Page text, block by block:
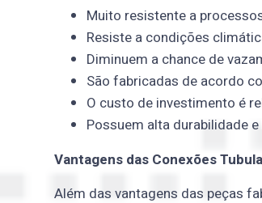
Muito resistente a
Resiste a condições
Diminuem a chance de
São fabricadas de acordo
O custo de investimento é
Possuem alta durabilidade
Vantagens das Conexões
Além das vantagens das peças